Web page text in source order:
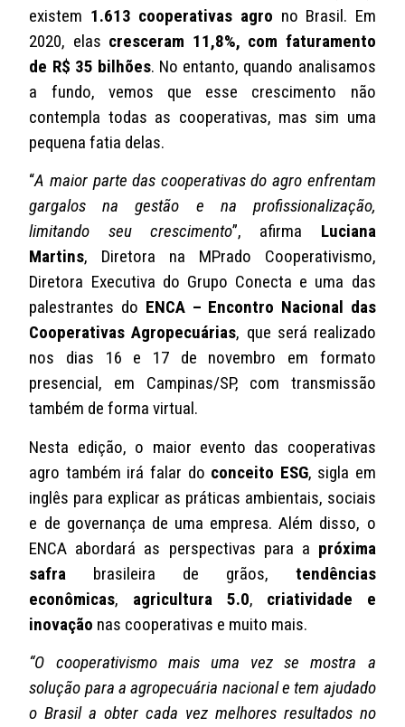
existem 1.613 cooperativas agro no Brasil. Em
2020, elas cresceram 11,8%, com faturamento
de R$ 35 bilhões. No entanto, quando analisamos
a fundo, vemos que esse crescimento não
contempla todas as cooperativas, mas sim uma
pequena fatia delas.
“A maior parte das cooperativas do agro enfrentam
gargalos na gestão e na profissionalização,
limitando seu crescimento”, afirma Luciana
Martins, Diretora na MPrado Cooperativismo,
Diretora Executiva do Grupo Conecta e uma das
palestrantes do ENCA – Encontro Nacional das
Cooperativas Agropecuárias, que será realizado
nos dias 16 e 17 de novembro em formato
presencial, em Campinas/SP, com transmissão
também de forma virtual.
Nesta edição, o maior evento das cooperativas
agro também irá falar do conceito ESG, sigla em
inglês para explicar as práticas ambientais, sociais
e de governança de uma empresa. Além disso, o
ENCA abordará as perspectivas para a próxima
safra brasileira de grãos, tendências
econômicas, agricultura 5.0, criatividade e
inovação nas cooperativas e muito mais.
“O cooperativismo mais uma vez se mostra a
solução para a agropecuária nacional e tem ajudado
o Brasil a obter cada vez melhores resultados no